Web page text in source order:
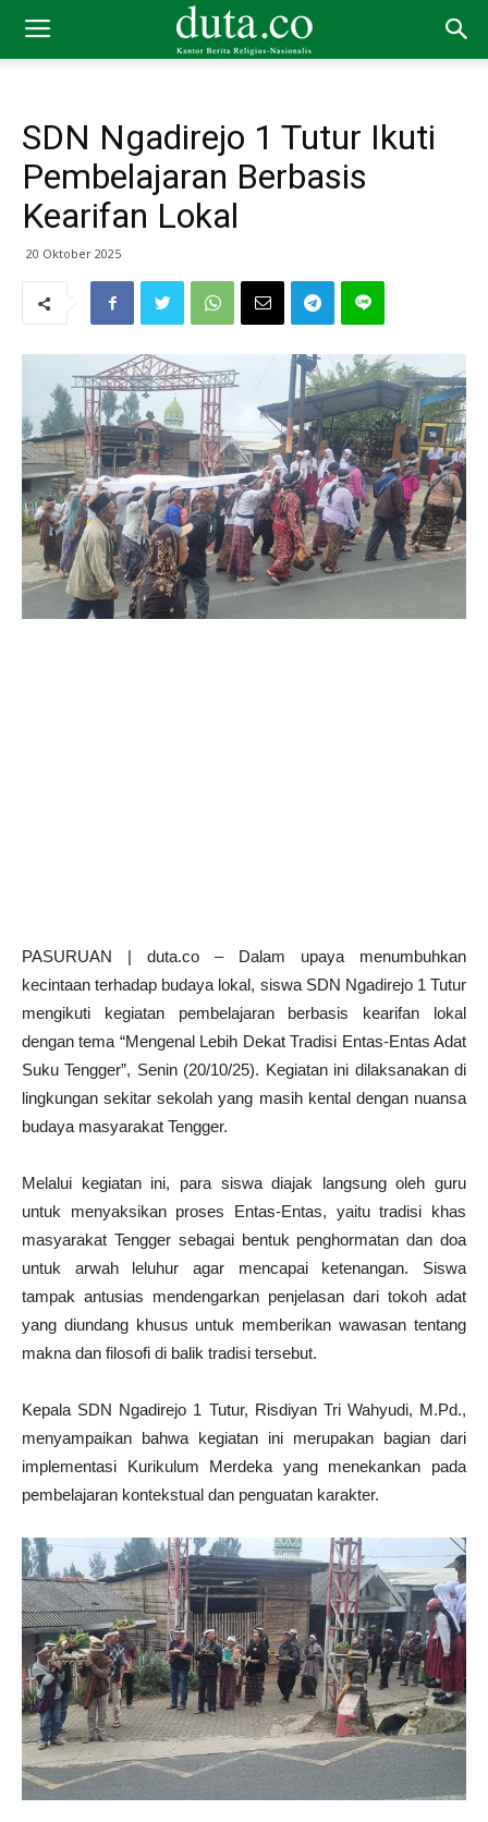
SDN Ngadirejo 1 Tutur Ikuti
Pembelajaran Berbasis
Kearifan Lokal
20 Oktober 2025
PASURUAN | duta.co – Dalam upaya menumbuhkan
kecintaan terhadap budaya lokal, siswa SDN Ngadirejo 1 Tutur
mengikuti kegiatan pembelajaran berbasis kearifan lokal
dengan tema “Mengenal Lebih Dekat Tradisi Entas-Entas Adat
Suku Tengger”, Senin (20/10/25). Kegiatan ini dilaksanakan di
lingkungan sekitar sekolah yang masih kental dengan nuansa
budaya masyarakat Tengger.
Melalui kegiatan ini, para siswa diajak langsung oleh guru
untuk menyaksikan proses Entas-Entas, yaitu tradisi khas
masyarakat Tengger sebagai bentuk penghormatan dan doa
untuk arwah leluhur agar mencapai ketenangan. Siswa
tampak antusias mendengarkan penjelasan dari tokoh adat
yang diundang khusus untuk memberikan wawasan tentang
makna dan filosofi di balik tradisi tersebut.
Kepala SDN Ngadirejo 1 Tutur, Risdiyan Tri Wahyudi, M.Pd.,
menyampaikan bahwa kegiatan ini merupakan bagian dari
implementasi Kurikulum Merdeka yang menekankan pada
pembelajaran kontekstual dan penguatan karakter.